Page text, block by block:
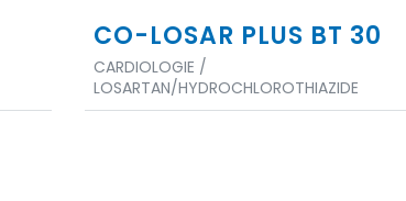
CO-LOSAR PLUS BT 30
CARDIOLOGIE /
LOSARTAN/HYDROCHLOROTHIAZIDE